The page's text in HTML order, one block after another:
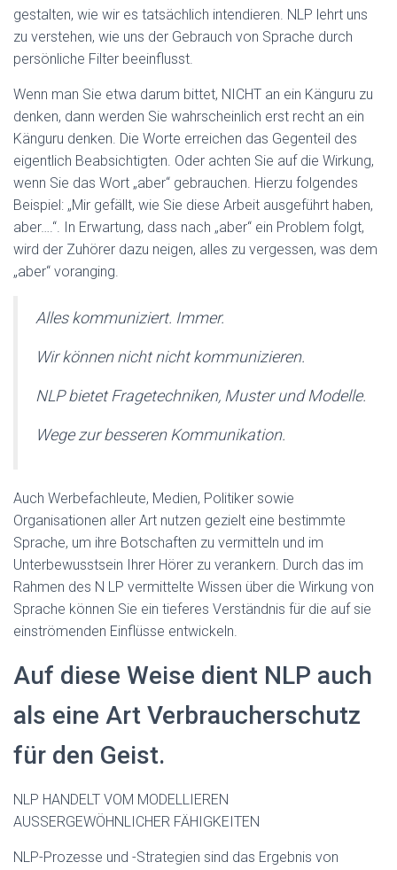
gestalten, wie wir es tatsächlich intendieren. NLP lehrt uns
zu verstehen, wie uns der Gebrauch von Sprache durch
persönliche Filter beeinflusst.
Wenn man Sie etwa darum bittet, NICHT an ein Känguru zu
denken, dann werden Sie wahrscheinlich erst recht an ein
Känguru denken. Die Worte erreichen das Gegenteil des
eigentlich Beabsichtigten. Oder achten Sie auf die Wirkung,
wenn Sie das Wort „aber“ gebrauchen. Hierzu folgendes
Beispiel: „Mir gefällt, wie Sie diese Arbeit ausgeführt haben,
aber….“. In Erwartung, dass nach „aber“ ein Problem folgt,
wird der Zuhörer dazu neigen, alles zu vergessen, was dem
„aber“ voranging.
Alles kommuniziert. Immer.
Wir können nicht nicht kommunizieren.
NLP bietet Fragetechniken, Muster und Modelle.
Wege zur besseren Kommunikation.
Auch Werbefachleute, Medien, Politiker sowie
Organisationen aller Art nutzen gezielt eine bestimmte
Sprache, um ihre Botschaften zu vermitteln und im
Unterbewusstsein Ihrer Hörer zu verankern. Durch das im
Rahmen des N LP vermittelte Wissen über die Wirkung von
Sprache können Sie ein tieferes Verständnis für die auf sie
einströmenden Einflüsse entwickeln.
Auf diese Weise dient NLP auch
als eine Art Verbraucherschutz
für den Geist.
NLP HANDELT VOM MODELLIEREN
AUSSERGEWÖHNLICHER FÄHIGKEITEN
NLP-Prozesse und -Strategien sind das Ergebnis von